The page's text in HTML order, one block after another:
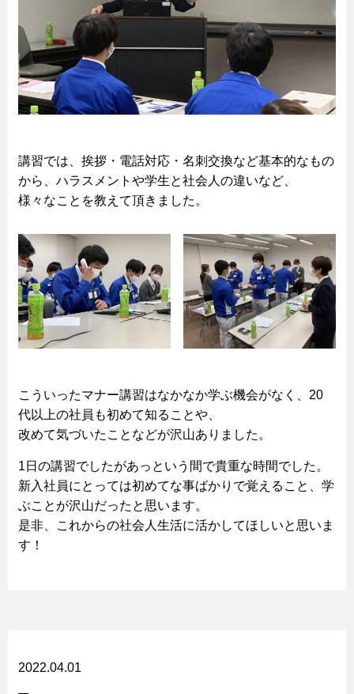
講習では、挨拶・電話対応・名刺交換など基本的なもの
から、ハラスメントや学生と社会人の違いなど、
様々なことを教えて頂きました。
こういったマナー講習はなかなか学ぶ機会がなく、20
代以上の社員も初めて知ることや、
改めて気づいたことなどが沢山ありました。
1日の講習でしたがあっという間で貴重な時間でした。
新入社員にとっては初めてな事ばかりで覚えること、学
ぶことが沢山だったと思います。
是非、これからの社会人生活に活かしてほしいと思いま
す！
2022.04.01